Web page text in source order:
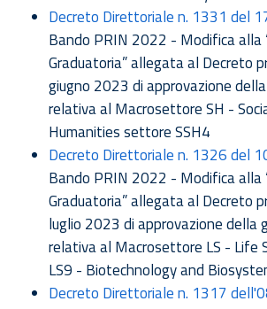
Decreto Direttoriale n. 1331 del
Bando PRIN 2022 - Modifica alla
Graduatoria” allegata al Decreto
giugno 2023 di approvazione
relativa al Macrosettore SH -
Humanities settore SSH4
Decreto Direttoriale n. 1326 del
Bando PRIN 2022 - Modifica alla
Graduatoria” allegata al Decreto
luglio 2023 di approvazione della
relativa al Macrosettore LS - Life
LS9 - Biotechnology and
Decreto Direttoriale n. 1317